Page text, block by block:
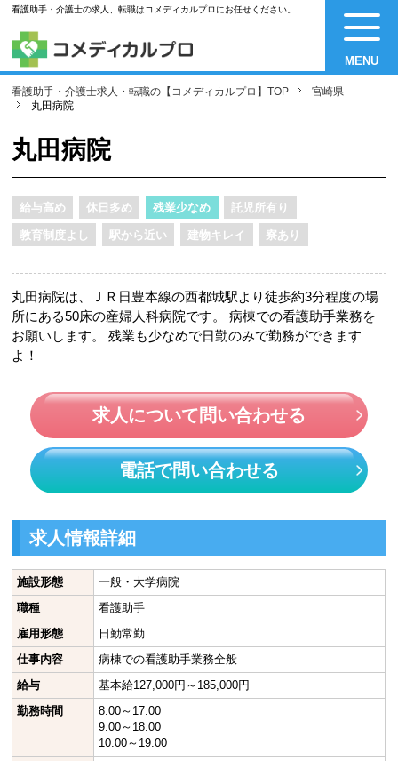
看護助手・介護士の求人、転職はコメディカルプロにお任せください。
MENU
看護助手・介護士求人・転職の【コメディカルプロ】TOP
宮崎県
丸田病院
丸田病院
給与高め 休日多め 残業少なめ 託児所有り
教育制度よし 駅から近い 建物キレイ 寮あり
丸田病院は、ＪＲ日豊本線の西都城駅より徒歩約3分程度の場
所にある50床の産婦人科病院です。 病棟での看護助手業務を
お願いします。 残業も少なめで日勤のみで勤務ができます
よ！
求人について問い合わせる
電話で問い合わせる
求人情報詳細
施設形態
一般・大学病院
職種
看護助手
雇用形態
日勤常勤
仕事内容
病棟での看護助手業務全般
給与
基本給127,000円～185,000円
勤務時間
8:00～17:00
9:00～18:00
10:00～19:00